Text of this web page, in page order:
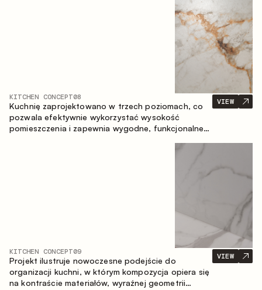
użytkową, tworząc miejsce na szybkie śniadania i
KITCHEN CONCEPT08
Kuchnię zaprojektowano w trzech poziomach, co
pozwala efektywnie wykorzystać wysokość
pomieszczenia i zapewnia wygodne, funkcjonalne
VIEW
KITCHEN CONCEPT09
Projekt ilustruje nowoczesne podejście do
organizacji kuchni, w którym kompozycja opiera się
na kontraście materiałów, wyraźnej geometrii
VIEW